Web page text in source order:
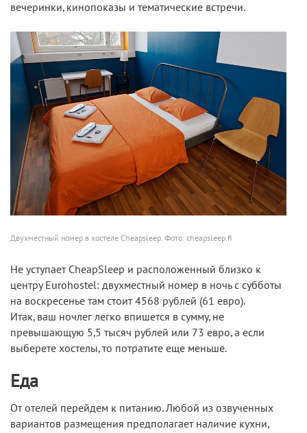
вечеринки, кинопоказы и тематические встречи.
Двухместный номер в хостеле Cheapsleep. Фото: cheapsleep.fi
Не уступает CheapSleep и расположенный близко к
центру Eurohostel: двухместный номер в ночь с субботы
на воскресенье там стоит 4568 рублей (61 евро).
Итак, ваш ночлег легко впишется в сумму, не
превышающую 5,5 тысяч рублей или 73 евро, а если
выберете хостелы, то потратите еще меньше.
Еда
От отелей перейдем к питанию. Любой из озвученных
вариантов размещения предполагает наличие кухни,